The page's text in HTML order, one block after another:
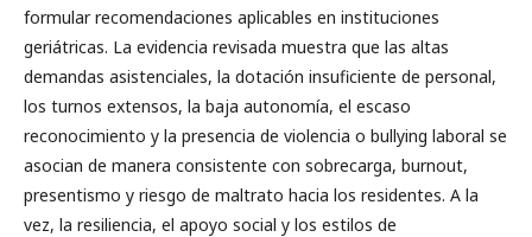
formular recomendaciones aplicables en instituciones
geriátricas. La evidencia revisada muestra que las altas
demandas asistenciales, la dotación insuficiente de personal,
los turnos extensos, la baja autonomía, el escaso
reconocimiento y la presencia de violencia o bullying laboral se
asocian de manera consistente con sobrecarga, burnout,
presentismo y riesgo de maltrato hacia los residentes. A la
vez, la resiliencia, el apoyo social y los estilos de